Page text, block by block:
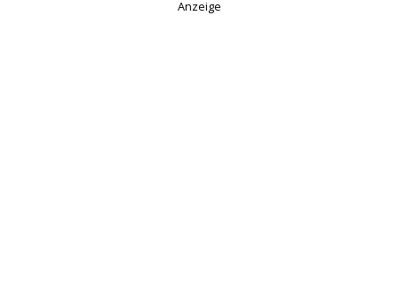
Anzeige